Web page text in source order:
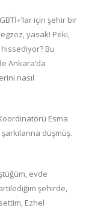
için şehir bir
yasak! Peki,
Bu
Ankara’da
nasıl
Esma
düşmüş.
evde
şehirde,
Ezhel